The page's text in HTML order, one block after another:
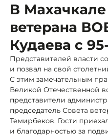
В
ветерана
Кудаева с
Представителей власти
и позвал на свой
С этим замечательным
Великой Отечественной
представители
председатель Совета
Темирбеков. Гости
и благодарностью за